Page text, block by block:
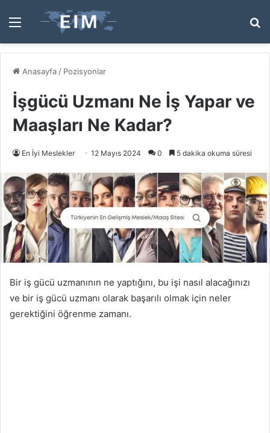
Menü
...
Anasayfa / Pozisyonlar
İşgücü Uzmanı Ne İş Yapar ve
Maaşları Ne Kadar?
En İyi Meslekler 12 Mayıs 2024 0 5 dakika okuma süresi
Bir iş gücü uzmanının ne yaptığını, bu işi nasıl alacağınızı
ve bir iş gücü uzmanı olarak başarılı olmak için neler
gerektiğini öğrenme zamanı.